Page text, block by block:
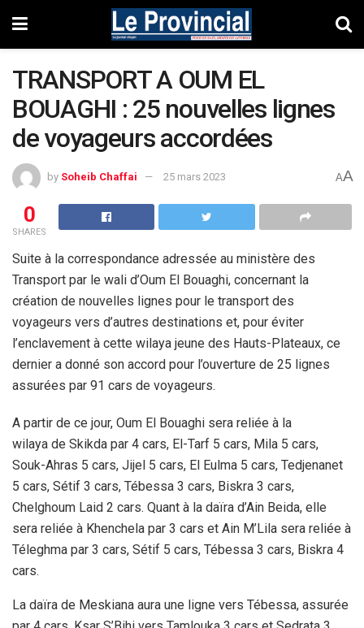
TRANSPORT A OUM EL
BOUAGHI : 25 nouvelles lignes
de voyageurs accordées
by Soheib Chaffai 25 mars 2023 AA
0
SHARES
Suite à la correspondance adressée au ministère des
Transport par le wali d’Oum El Bouaghi, concernant la
création de nouvelles lignes pour le transport des
voyageurs vers d’autres destinations et, pour éviter
l’enclavement à cette wilaya jeune des Hauts-Plateaux, ce
dernier a donné son accord pour l’ouverture de 25 lignes
assurées par 91 cars de voyageurs.
A partir de ce jour, Oum El Bouaghi sera reliée à la
wilaya de Skikda par 4 cars, El-Tarf 5 cars, Mila 5 cars,
Souk-Ahras 5 cars, Jijel 5 cars, El Eulma 5 cars, Tedjenanet
5 cars, Sétif 3 cars, Tébessa 3 cars, Biskra 3 cars,
Chelghoum Laid 2 cars. Quant à la daïra d’Ain Beida, elle
sera reliée à Khenchela par 3 cars et Ain M’Lila sera reliée à
Téleghma par 3 cars, Sétif 5 cars, Tébessa 3 cars, Biskra 4
cars.
La daïra de Meskiana aura une ligne vers Tébessa, assurée